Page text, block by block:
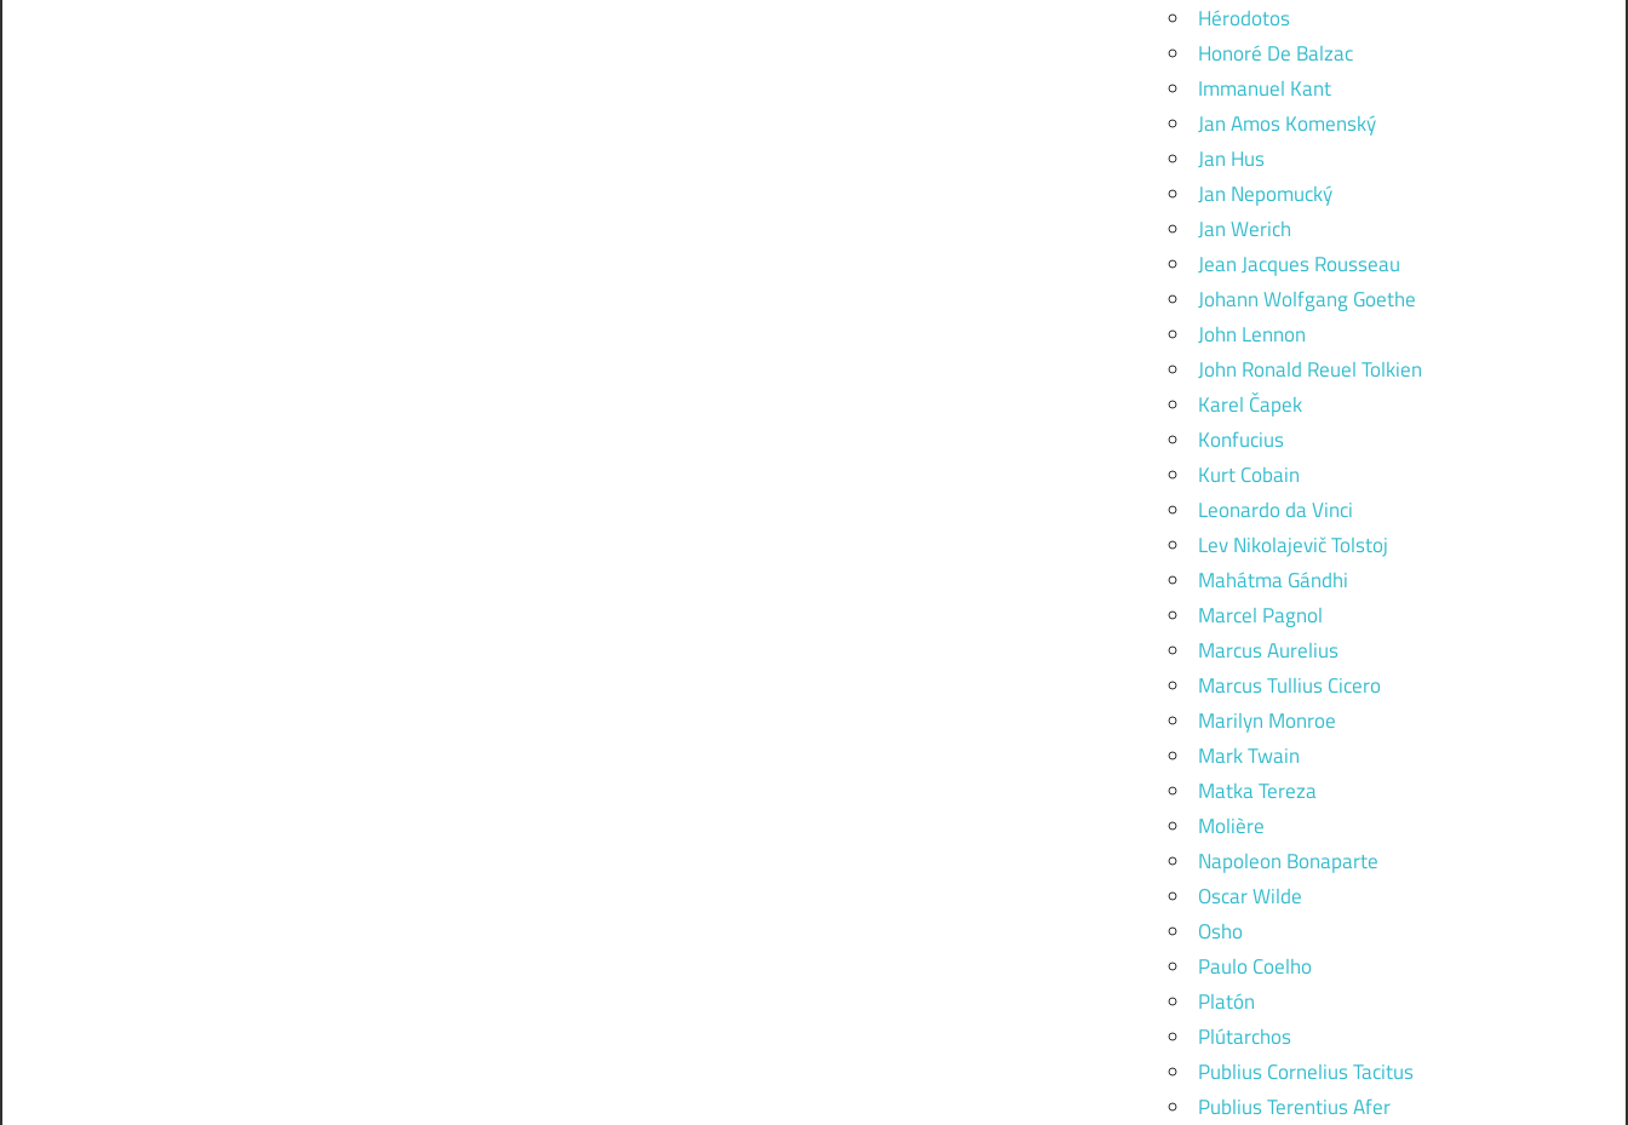
Hérodotos
Honoré De Balzac
Immanuel Kant
Jan Amos Komenský
Jan Hus
Jan Nepomucký
Jan Werich
Jean Jacques Rousseau
Johann Wolfgang Goethe
John Lennon
John Ronald Reuel Tolkien
Karel Čapek
Konfucius
Kurt Cobain
Leonardo da Vinci
Lev Nikolajevič Tolstoj
Mahátma Gándhi
Marcel Pagnol
Marcus Aurelius
Marcus Tullius Cicero
Marilyn Monroe
Mark Twain
Matka Tereza
Molière
Napoleon Bonaparte
Oscar Wilde
Osho
Paulo Coelho
Platón
Plútarchos
Publius Cornelius Tacitus
Publius Terentius Afer